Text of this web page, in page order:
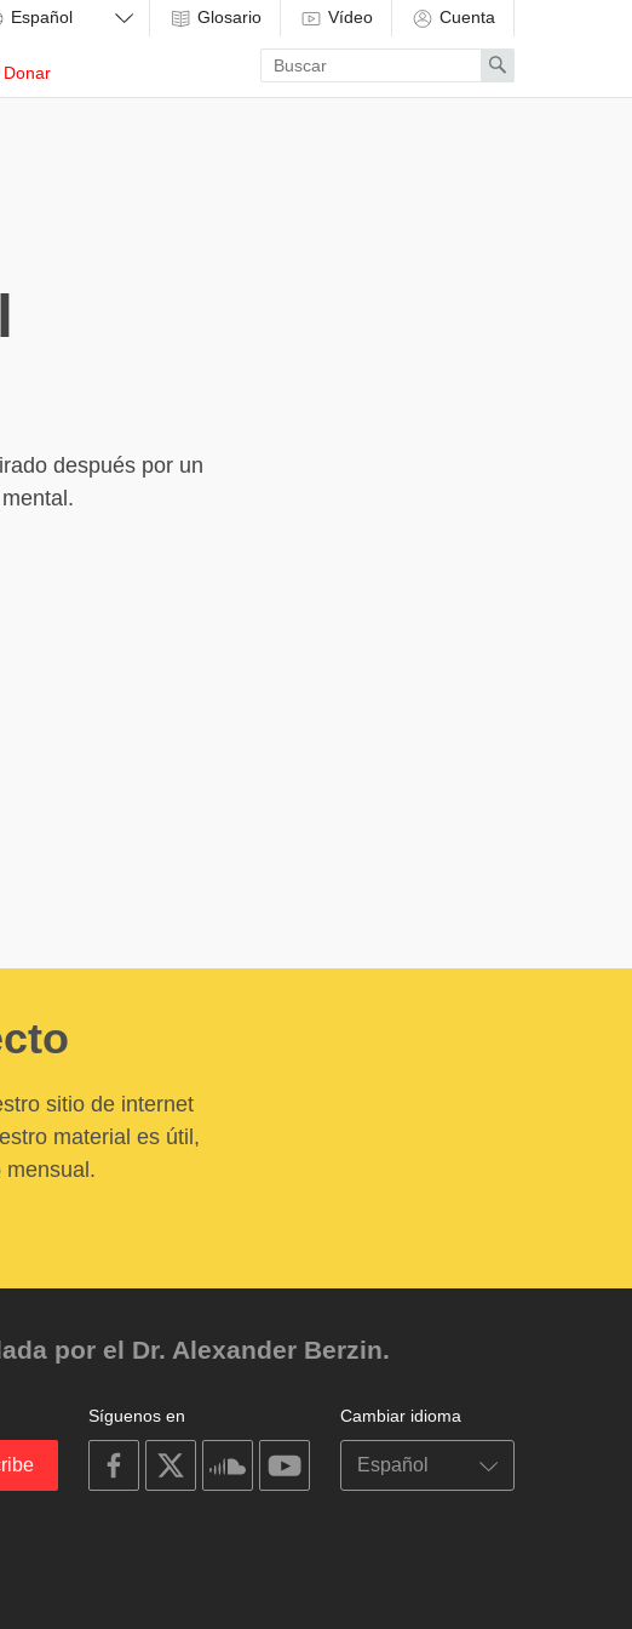
Donar
Glosario Vídeo Cuenta
Enter
search
term
Search
después por un
sitio de internet
material es útil,
mensual.
por el Dr. Alexander Berzin.
Cambiar idioma
Síguenos en
on
facebook
on
on
soundcloudyoutube